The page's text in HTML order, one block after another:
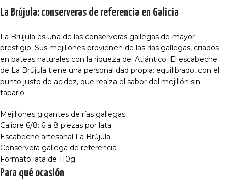
La Brújula: conserveras de referencia en Galicia
La Brújula es una de las conserveras gallegas de mayor
prestigio. Sus mejillones provienen de las rías gallegas, criados
en bateas naturales con la riqueza del Atlántico. El escabeche
de La Brújula tiene una personalidad propia: equilibrado, con el
punto justo de acidez, que realza el sabor del mejillón sin
taparlo.
Mejillones gigantes de rías gallegas
Calibre 6/8: 6 a 8 piezas por lata
Escabeche artesanal La Brújula
Conservera gallega de referencia
Formato lata de 110g
Para qué ocasión